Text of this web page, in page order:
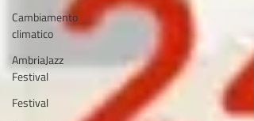
Cambiamento
climatico
AmbriaJazz
Festival
Festival